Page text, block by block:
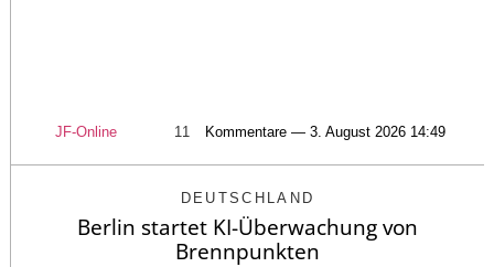
JF-Online 11 Kommentare — 3. August 2026 14:49
DEUTSCHLAND
Berlin startet KI-Überwachung von
Brennpunkten